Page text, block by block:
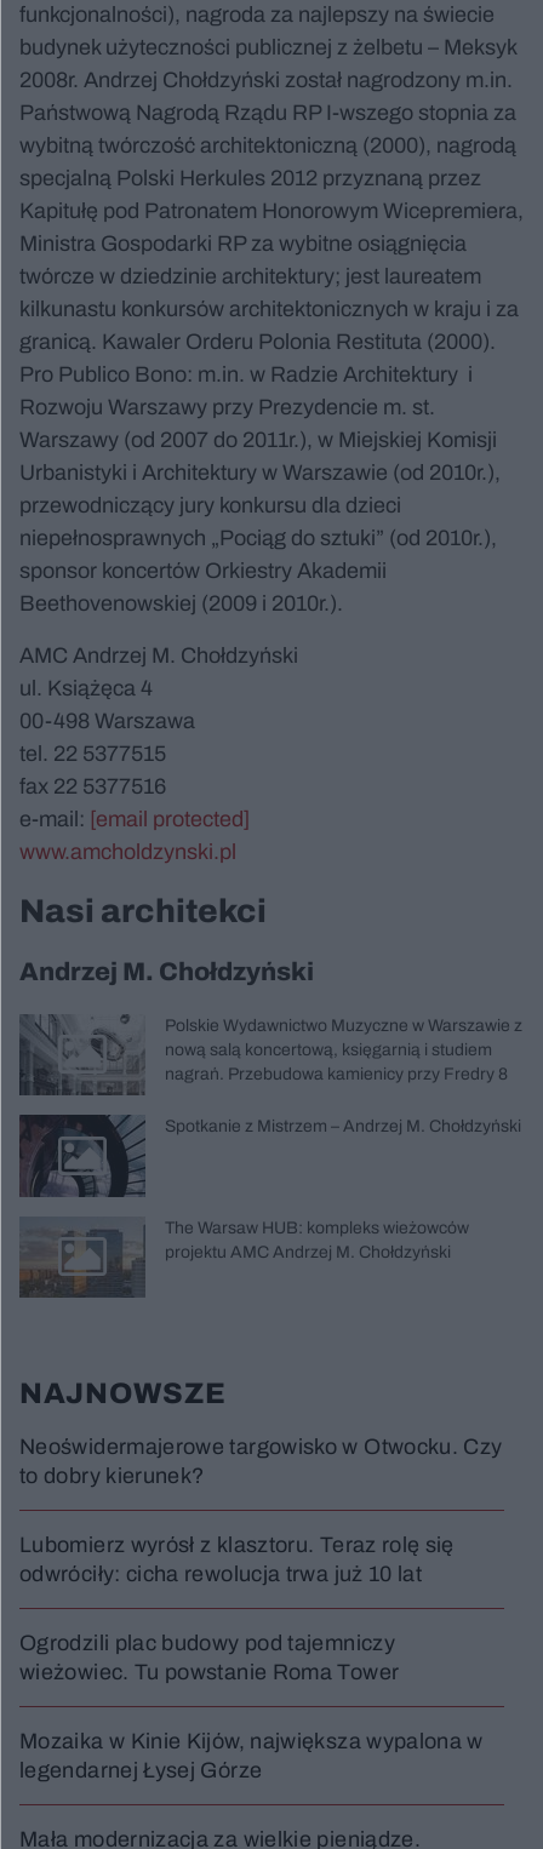
funkcjonalności), nagroda za najlepszy na świecie
budynek użyteczności publicznej z żelbetu – Meksyk
2008r. Andrzej Chołdzyński został nagrodzony m.in.
Państwową Nagrodą Rządu RP I-wszego stopnia za
wybitną twórczość architektoniczną (2000), nagrodą
specjalną Polski Herkules 2012 przyznaną przez
Kapitułę pod Patronatem Honorowym Wicepremiera,
Ministra Gospodarki RP za wybitne osiągnięcia
twórcze w dziedzinie architektury; jest laureatem
kilkunastu konkursów architektonicznych w kraju i za
granicą. Kawaler Orderu Polonia Restituta (2000).
Pro Publico Bono: m.in. w Radzie Architektury i
Rozwoju Warszawy przy Prezydencie m. st.
Warszawy (od 2007 do 2011r.), w Miejskiej Komisji
Urbanistyki i Architektury w Warszawie (od 2010r.),
przewodniczący jury konkursu dla dzieci
niepełnosprawnych „Pociąg do sztuki” (od 2010r.),
sponsor koncertów Orkiestry Akademii
Beethovenowskiej (2009 i 2010r.).
AMC Andrzej M. Chołdzyński
ul. Książęca 4
00-498 Warszawa
tel. 22 5377515
fax 22 5377516
e-mail: [email protected]
www.amcholdzynski.pl
Nasi architekci
Andrzej M. Chołdzyński
Polskie Wydawnictwo Muzyczne w Warszawie z
nową salą koncertową, księgarnią i studiem
nagrań. Przebudowa kamienicy przy Fredry 8
Spotkanie z Mistrzem – Andrzej M. Chołdzyński
The Warsaw HUB: kompleks wieżowców
projektu AMC Andrzej M. Chołdzyński
NAJNOWSZE
Neoświdermajerowe targowisko w Otwocku. Czy
to dobry kierunek?
Lubomierz wyrósł z klasztoru. Teraz rolę się
odwróciły: cicha rewolucja trwa już 10 lat
Ogrodzili plac budowy pod tajemniczy
wieżowiec. Tu powstanie Roma Tower
Mozaika w Kinie Kijów, największa wypalona w
legendarnej Łysej Górze
Mała modernizacja za wielkie pieniądze.